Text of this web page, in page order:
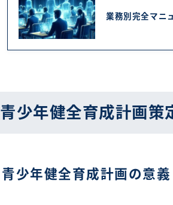
業務別完全マニ
青少年健全育成計画策
青少年健全育成計画の意義